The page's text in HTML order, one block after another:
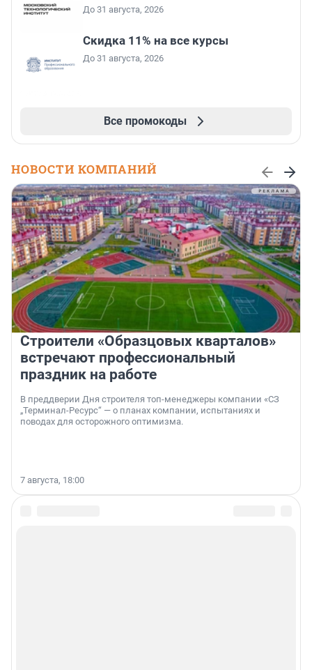
До 31 августа, 2026
Скидка 11% на все курсы
До 31 августа, 2026
Все промокоды
НОВОСТИ КОМПАНИЙ
Строители «Образцовых кварталов»
встречают профессиональный
праздник на работе
В преддверии Дня строителя топ-менеджеры компании «СЗ
„Терминал-Ресурс“ — о планах компании, испытаниях и
поводах для осторожного оптимизма.
7 августа, 18:00